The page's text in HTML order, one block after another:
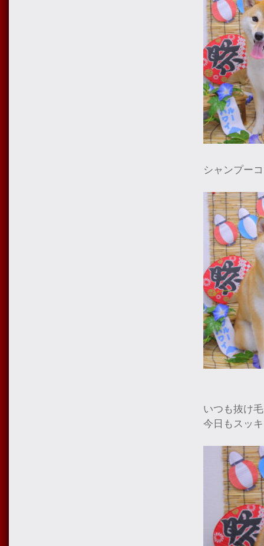
シャンプー
いつも抜け
今日もスッ